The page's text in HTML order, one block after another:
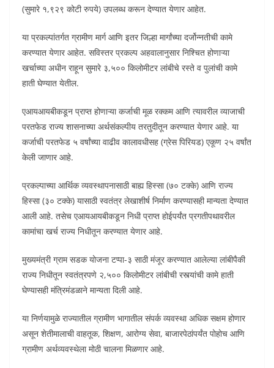
(सुमारे १,९२९ कोटी रुपये) उपलब्ध करून देण्यात येणार आहेत.
या प्रकल्पांतर्गत ग्रामीण मार्ग आणि इतर जिल्हा मार्गांच्या दर्जोन्नतीची कामे
करण्यात येणार आहेत. सविस्तर प्रकल्प अहवालानुसार निश्चित होणाऱ्या
खर्चाच्या अधीन राहून सुमारे ३,५०० किलोमीटर लांबीचे रस्ते व पुलांची कामे
हाती घेण्यात येतील.
एआयआयबीकडून प्राप्त होणाऱ्या कर्जाची मूळ रक्कम आणि त्यावरील व्याजाची
परतफेड राज्य शासनाच्या अर्थसंकल्पीय तरतुदीतून करण्यात येणार आहे. या
कर्जाची परतफेड ५ वर्षांच्या वाढीव कालावधीसह (ग्रेस पिरियड) एकूण २५ वर्षांत
केली जाणार आहे.
प्रकल्पाच्या आर्थिक व्यवस्थापनासाठी बाह्य हिस्सा (७० टक्के) आणि राज्य
हिस्सा (३० टक्के) यासाठी स्वतंत्र लेखाशीर्ष निर्माण करण्यासही मान्यता देण्यात
आली आहे. तसेच एआयआयबीकडून निधी प्राप्त होईपर्यंत प्रगतीपथावरील
कामांचा खर्च राज्य निधीतून करण्यात येणार आहे.
मुख्यमंत्री ग्राम सडक योजना टप्पा-३ साठी मंजूर करण्यात आलेल्या लांबीपैकी
राज्य निधीतून स्वतंत्रपणे २,५०० किलोमीटर लांबीची रस्त्यांची कामे हाती
घेण्यासही मंत्रिमंडळाने मान्यता दिली आहे.
या निर्णयामुळे राज्यातील ग्रामीण भागातील संपर्क व्यवस्था अधिक सक्षम होणार
असून शेतीमालाची वाहतूक, शिक्षण, आरोग्य सेवा, बाजारपेठांपर्यंत पोहोच आणि
ग्रामीण अर्थव्यवस्थेला मोठी चालना मिळणार आहे.